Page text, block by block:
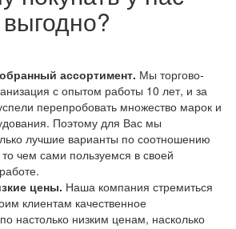
выгодно?
ассортимент. Мы торгово-
с опытом работы 10 лет, и за
перепробовать множество марок и
Поэтому для Вас мы
лучшие варианты по соотношению
то чем сами пользуемся в своей
цены. Наша компания стремиться
клиентам качественное
настолько низким ценам, насколько